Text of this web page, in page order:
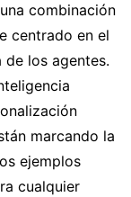
combinación
centrado en el
los agentes.
marcando la
ejemplos
cualquier